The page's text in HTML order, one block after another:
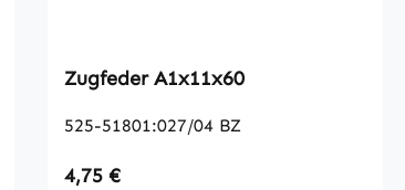
Zugfeder A1x11x60
525-51801:027/04 BZ
Regulärer Preis:
4,75 €